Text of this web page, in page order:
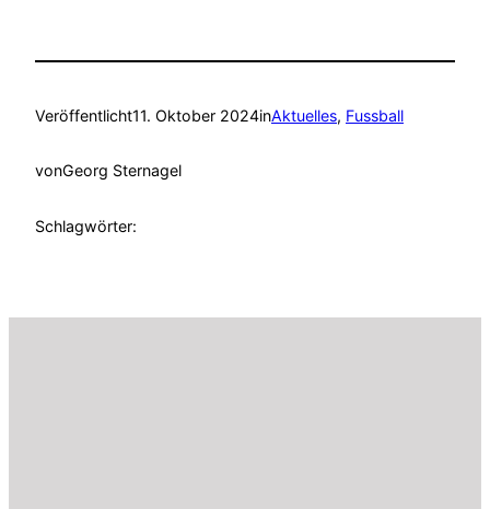
Veröffentlicht11. Oktober 2024inAktuelles, Fussball
vonGeorg Sternagel
Schlagwörter: